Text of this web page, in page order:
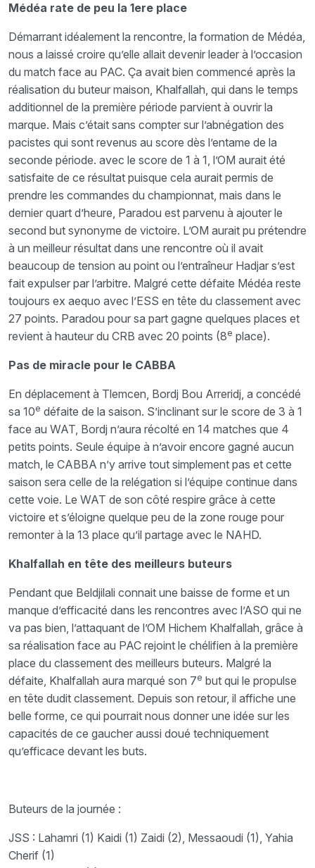
Médéa rate de peu la 1ere place
Démarrant idéalement la rencontre, la formation de Médéa,
nous a laissé croire qu’elle allait devenir leader à l’occasion
du match face au PAC. Ça avait bien commencé après la
réalisation du buteur maison, Khalfallah, qui dans le temps
additionnel de la première période parvient à ouvrir la
marque. Mais c’était sans compter sur l’abnégation des
pacistes qui sont revenus au score dès l’entame de la
seconde période. avec le score de 1 à 1, l’OM aurait été
satisfaite de ce résultat puisque cela aurait permis de
prendre les commandes du championnat, mais dans le
dernier quart d’heure, Paradou est parvenu à ajouter le
second but synonyme de victoire. L’OM aurait pu prétendre
à un meilleur résultat dans une rencontre où il avait
beaucoup de tension au point ou l’entraîneur Hadjar s’est
fait expulser par l’arbitre. Malgré cette défaite Médéa reste
toujours ex aequo avec l’ESS en tête du classement avec
27 points. Paradou pour sa part gagne quelques places et
revient à hauteur du CRB avec 20 points (8e place).
Pas de miracle pour le CABBA
En déplacement à Tlemcen, Bordj Bou Arreridj, a concédé
sa 10e défaite de la saison. S’inclinant sur le score de 3 à 1
face au WAT, Bordj n’aura récolté en 14 matches que 4
petits points. Seule équipe à n’avoir encore gagné aucun
match, le CABBA n’y arrive tout simplement pas et cette
saison sera celle de la relégation si l’équipe continue dans
cette voie. Le WAT de son côté respire grâce à cette
victoire et s’éloigne quelque peu de la zone rouge pour
remonter à la 13 place qu’il partage avec le NAHD.
Khalfallah en tête des meilleurs buteurs
Pendant que Beldjilali connait une baisse de forme et un
manque d’efficacité dans les rencontres avec l’ASO qui ne
va pas bien, l’attaquant de l’OM Hichem Khalfallah, grâce à
sa réalisation face au PAC rejoint le chélifien à la première
place du classement des meilleurs buteurs. Malgré la
défaite, Khalfallah aura marqué son 7e but qui le propulse
en tête dudit classement. Depuis son retour, il affiche une
belle forme, ce qui pourrait nous donner une idée sur les
capacités de ce gaucher aussi doué techniquement
qu’efficace devant les buts.
Buteurs de la journée :
JSS : Lahamri (1) Kaidi (1) Zaidi (2), Messaoudi (1), Yahia
Cherif (1)